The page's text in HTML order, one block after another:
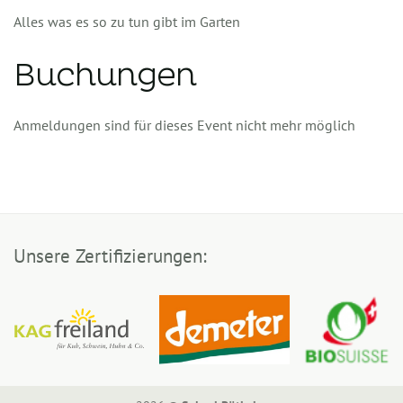
Alles was es so zu tun gibt im Garten
Buchungen
Anmeldungen sind für dieses Event nicht mehr möglich
Unsere Zertifizierungen: